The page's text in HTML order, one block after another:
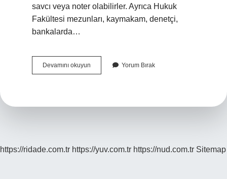
savcı veya noter olabilirler. Ayrıca Hukuk
Fakültesi mezunları, kaymakam, denetçi,
bankalarda…
Devamını okuyun
Avukatı
Yorum Bırak
https://ridade.com.tr https://yuv.com.tr https://nud.com.tr Sitemap